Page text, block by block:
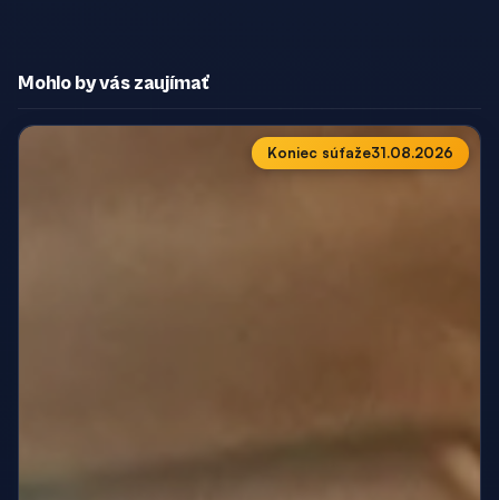
Mohlo by vás zaujímať
Koniec súťaže31.08.2026